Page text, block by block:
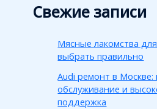
Свежие записи
Мясные лакомства для
выбрать правильно
Audi ремонт в
обслуживание и
поддержка